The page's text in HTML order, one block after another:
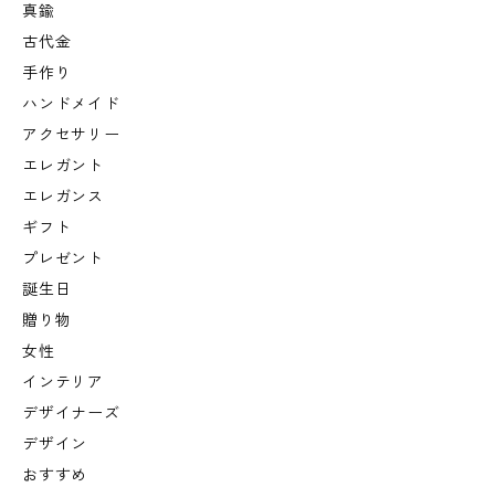
真鍮
古代金
手作り
ハンドメイド
アクセサリー
エレガント
エレガンス
ギフト
プレゼント
誕生日
贈り物
女性
インテリア
デザイナーズ
デザイン
おすすめ